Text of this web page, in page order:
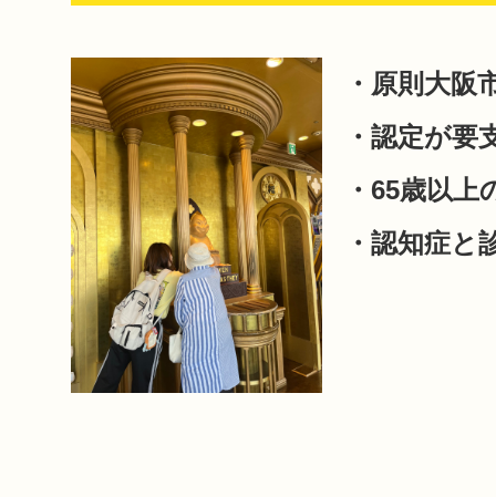
・原則大阪
・認定が要
・65歳以上
・認知症と